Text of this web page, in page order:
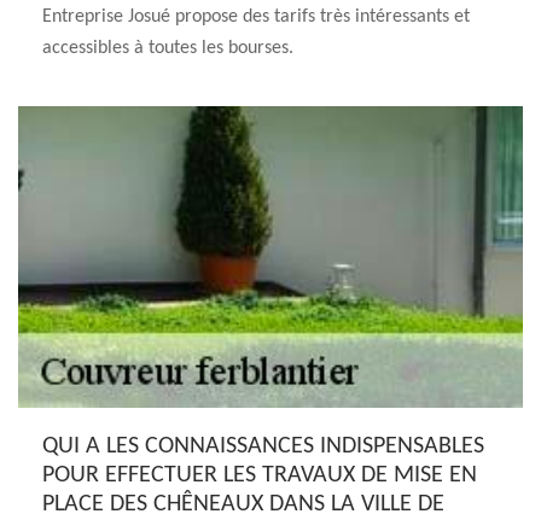
Entreprise Josué propose des tarifs très intéressants et
accessibles à toutes les bourses.
QUI A LES CONNAISSANCES INDISPENSABLES
POUR EFFECTUER LES TRAVAUX DE MISE EN
PLACE DES CHÊNEAUX DANS LA VILLE DE